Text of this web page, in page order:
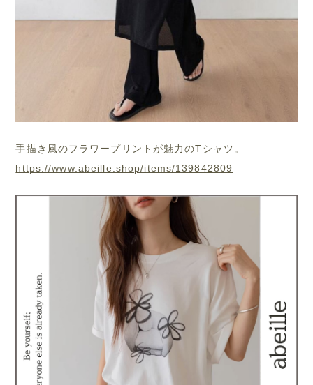
手描き風のフラワープリントが魅力のTシャツ。
https://www.abeille.shop/items/139842809